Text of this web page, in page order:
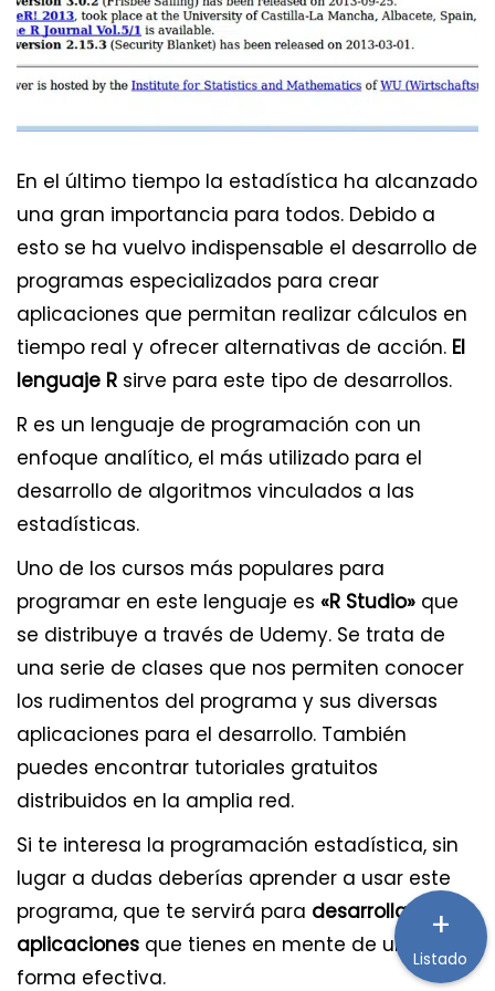
En el último tiempo la estadística ha alcanzado
una gran importancia para todos. Debido a
esto se ha vuelvo indispensable el desarrollo de
programas especializados para crear
aplicaciones que permitan realizar cálculos en
tiempo real y ofrecer alternativas de acción. El
lenguaje R sirve para este tipo de desarrollos.
R es un lenguaje de programación con un
enfoque analítico, el más utilizado para el
desarrollo de algoritmos vinculados a las
estadísticas.
Uno de los cursos más populares para
programar en este lenguaje es «R Studio» que
se distribuye a través de Udemy. Se trata de
una serie de clases que nos permiten conocer
los rudimentos del programa y sus diversas
aplicaciones para el desarrollo. También
puedes encontrar tutoriales gratuitos
distribuidos en la amplia red.
Si te interesa la programación estadística, sin
lugar a dudas deberías aprender a usar este
programa, que te servirá para desarrollar esas
aplicaciones que tienes en mente de una
forma efectiva.
+
Listado